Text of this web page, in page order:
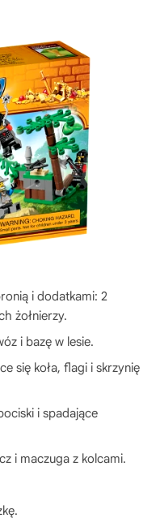
i dodatkami: 2
żołnierzy.
i bazę w lesie.
się koła, flagi i skrzynię
i spadające
i maczuga z kolcami.